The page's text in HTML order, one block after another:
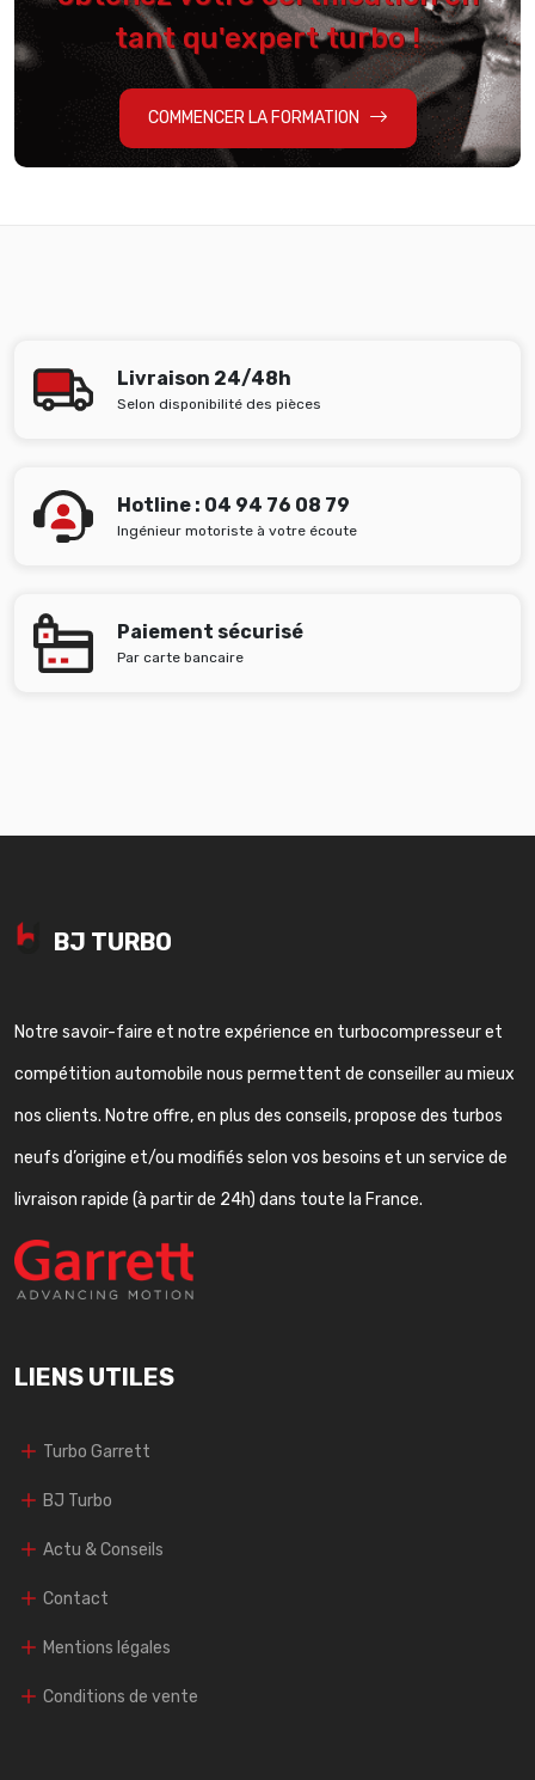
tant qu'expert turbo !
COMMENCER LA FORMATION
Livraison 24/48h
Selon disponibilité des pièces
Hotline : 04 94 76 08 79
Ingénieur motoriste à votre écoute
Paiement sécurisé
Par carte bancaire
BJ TURBO
Notre savoir-faire et notre expérience en turbocompresseur et
compétition automobile nous permettent de conseiller au mieux
nos clients. Notre offre, en plus des conseils, propose des turbos
neufs d’origine et/ou modifiés selon vos besoins et un service de
livraison rapide (à partir de 24h) dans toute la France.
LIENS UTILES
Turbo Garrett
BJ Turbo
Actu & Conseils
Contact
Mentions légales
Conditions de vente